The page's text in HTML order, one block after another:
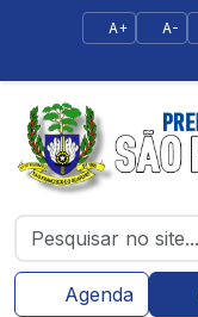
A+ A-
Agenda